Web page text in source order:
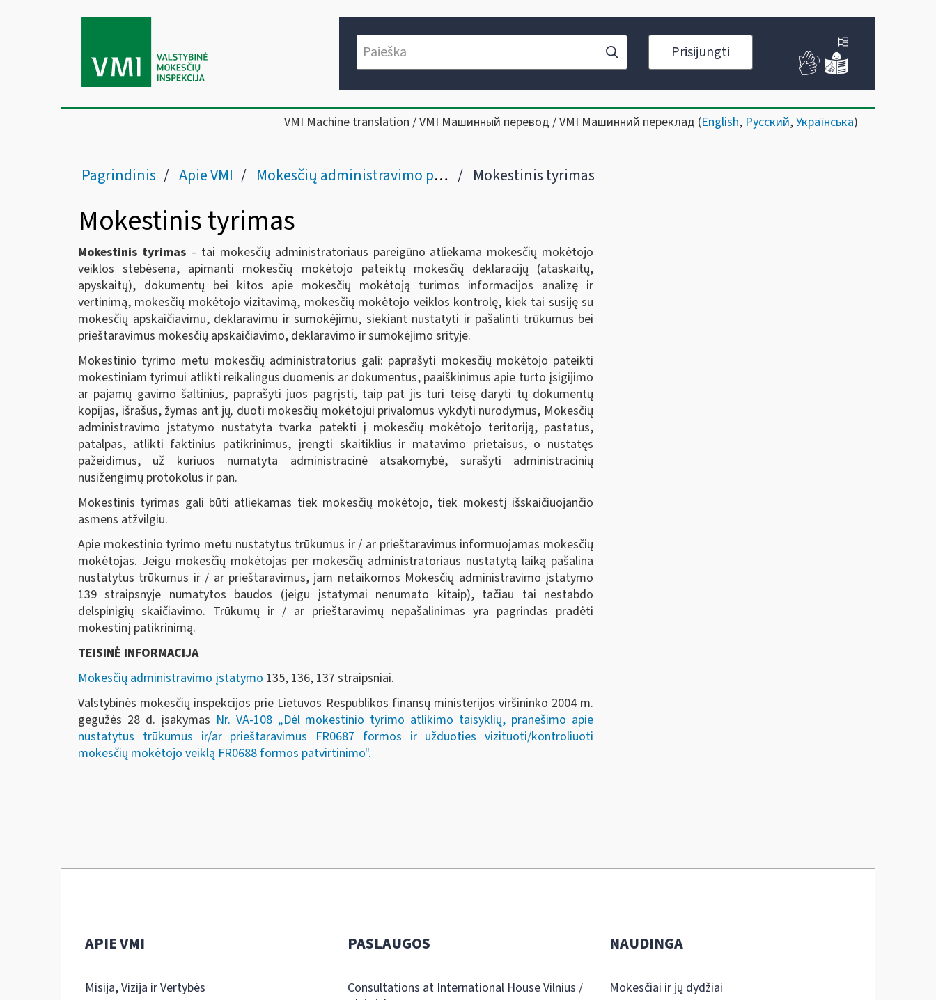
Prisijungti
VMI Machine translation / VMI Машинный перевод / VMI Машинний переклад (English, Русский,Українська)
Pagrindinis Apie VMI Mokesčių administravimo procedūros Mokestinis tyrimas
Mokestinis tyrimas
Mokestinis tyrimas– tai mokesčių administratoriaus pareigūno atliekama mokesčių mokėtojo
veiklos stebėsena, apimanti mokesčių mokėtojo pateiktų mokesčių deklaracijų (ataskaitų,
apyskaitų), dokumentų bei kitos apie mokesčių mokėtoją turimos informacijos analizę ir
vertinimą, mokesčių mokėtojo vizitavimą, mokesčių mokėtojo veiklos kontrolę, kiek tai susiję su
mokesčių apskaičiavimu, deklaravimu ir sumokėjimu, siekiant nustatyti ir pašalinti trūkumus bei
prieštaravimus mokesčių apskaičiavimo, deklaravimo ir sumokėjimo srityje.
Mokestinio tyrimo metu mokesčių administratorius gali: paprašyti mokesčių mokėtojo pateikti
mokestiniam tyrimui atlikti reikalingus duomenis ar dokumentus, paaiškinimus apie turto įsigijimo
ar pajamų gavimo šaltinius, paprašyti juos pagrįsti, taip pat jis turi teisę daryti tų dokumentų
kopijas, išrašus, žymas ant jų, duoti mokesčių mokėtojui privalomus vykdyti nurodymus, Mokesčių
administravimo įstatymo nustatyta tvarka patekti į mokesčių mokėtojo teritoriją, pastatus,
patalpas, atlikti faktinius patikrinimus, įrengti skaitiklius ir matavimo prietaisus, o nustatęs
pažeidimus, už kuriuos numatyta administracinė atsakomybė, surašyti administracinių
nusižengimų protokolus ir pan.
Mokestinis tyrimas gali būti atliekamas tiek mokesčių mokėtojo, tiek mokestį išskaičiuojančio
asmens atžvilgiu.
Apie mokestinio tyrimo metu nustatytus trūkumus ir / ar prieštaravimus informuojamas mokesčių
mokėtojas. Jeigu mokesčių mokėtojas per mokesčių administratoriaus nustatytą laiką pašalina
nustatytus trūkumus ir / ar prieštaravimus, jam netaikomos Mokesčių administravimo įstatymo
139 straipsnyje numatytos baudos (jeigu įstatymai nenumato kitaip), tačiau tai nestabdo
delspinigių skaičiavimo. Trūkumų ir / ar prieštaravimų nepašalinimas yra pagrindas pradėti
mokestinį patikrinimą.
TEISINĖ INFORMACIJA
Mokesčių administravimo įstatymo 135, 136, 137 straipsniai.
Valstybinės mokesčių inspekcijos prie Lietuvos Respublikos finansų ministerijos viršininko 2004 m.
gegužės 28 d. įsakymas Nr. VA-108 „Dėl mokestinio tyrimo atlikimo taisyklių, pranešimo apie
nustatytus trūkumus ir/ar prieštaravimus FR0687 formos ir užduoties vizituoti/kontroliuoti
mokesčių mokėtojo veiklą FR0688 formos patvirtinimo".
APIE VMI
Misija, Vizija ir Vertybės
PASLAUGOS
Consultations at International House Vilnius /
NAUDINGA
Mokesčiai ir jų dydžiai